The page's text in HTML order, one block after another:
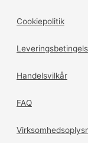
Cookiepolitik
Handelsvilkår
FAQ